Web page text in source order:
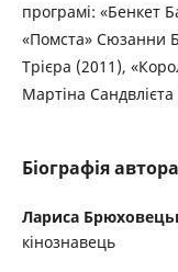
програмі: «Бенкет
«Помста» Сюзанни
Трієра (2011),
Мартіна
Біографія автора
Лариса
кінознавець